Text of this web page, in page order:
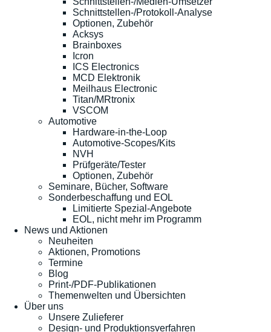
Schnittstellen-/Protokoll-Analyse
Optionen, Zubehör
Acksys
Brainboxes
Icron
ICS Electronics
MCD Elektronik
Meilhaus Electronic
Titan/MRtronix
VSCOM
Automotive
Hardware-in-the-Loop
Automotive-Scopes/Kits
NVH
Prüfgeräte/Tester
Optionen, Zubehör
Seminare, Bücher, Software
Sonderbeschaffung und EOL
Limitierte Spezial-Angebote
EOL, nicht mehr im Programm
News und Aktionen
Neuheiten
Aktionen, Promotions
Termine
Blog
Print-/PDF-Publikationen
Themenwelten und Übersichten
Über uns
Unsere Zulieferer
Design- und Produktionsverfahren